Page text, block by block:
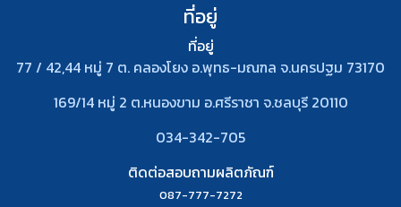
ที่อยู่
ที่อยู่
77 / 42,44 หมู่ 7 ต. คลองโยง อ.พุทธ-มณฑล จ.นครปฐม 73170
169/14 หมู่ 2 ต.หนองขาม อ.ศรีราชา จ.ชลบุรี 20110
034-342-705
ติดต่อสอบถามผลิตภัณฑ์
087-777-7272